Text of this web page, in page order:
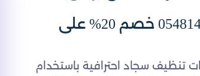
شركة غسيل سجاد بالظهران 0548145142 خصم 20% على
تنظيف سجاد احترافية باستخدام